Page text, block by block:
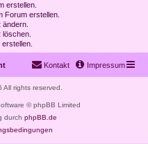
erstellen.
Forum erstellen.
ändern.
löschen.
Impressum
Kontakt
rights reserved.
© phpBB Limited
durch phpBB.de